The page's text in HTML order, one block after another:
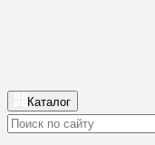
Каталог